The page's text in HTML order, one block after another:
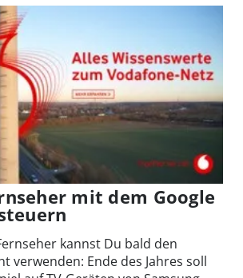
mit dem Google
kannst Du bald den
verwenden: Ende des Jahres soll